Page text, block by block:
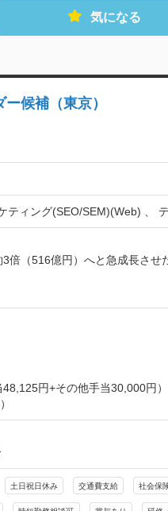
気になる
候補（東京）
ティング(SEO/SEM)(Web) 、
倍（516億円）へと急成長さ
円+その他手当30,000円）
土日祝日休み 交通費支給 社会保